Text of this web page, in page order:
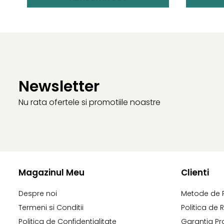
Newsletter
Nu rata ofertele si promotiile noastre
Magazinul Meu
Despre noi
Termeni si Conditii
Politica de Confidentialitate
Clienti
Metode de
Politica de
Garantia